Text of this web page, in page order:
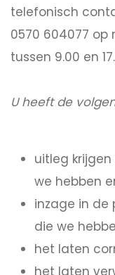
telefonisch
0570 604077
tussen 9.00 en
U heeft de
uitleg
we hebben
inzage in de
die we
het laten
het laten